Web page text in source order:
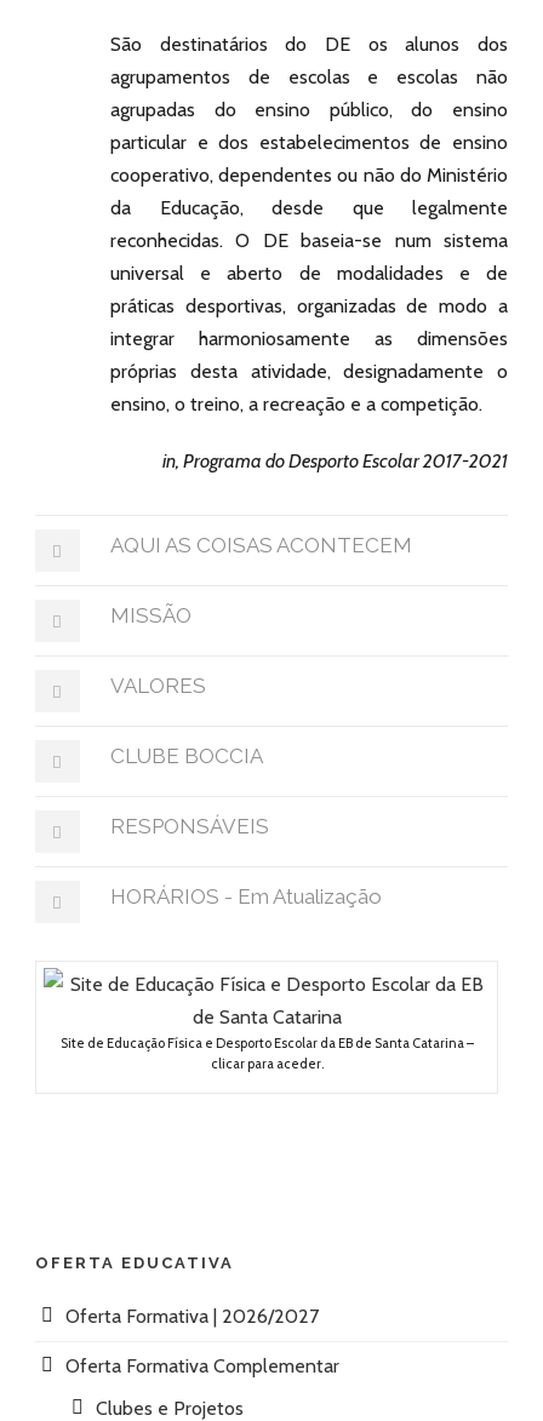
São destinatários do DE os alunos dos
agrupamentos de escolas e escolas não
agrupadas do ensino público, do ensino
particular e dos estabelecimentos de ensino
cooperativo, dependentes ou não do Ministério
da Educação, desde que legalmente
reconhecidas. O DE baseia-se num sistema
universal e aberto de modalidades e de
práticas desportivas, organizadas de modo a
integrar harmoniosamente as dimensões
próprias desta atividade, designadamente o
ensino, o treino, a recreação e a competição.
in, Programa do Desporto Escolar 2017-2021
AQUI AS COISAS ACONTECEM
MISSÃO
VALORES
CLUBE BOCCIA
RESPONSÁVEIS
HORÁRIOS - Em Atualização
Site de Educação Física e Desporto Escolar da EB de Santa Catarina –
clicar para aceder.
OFERTA EDUCATIVA
Oferta Formativa | 2026/2027
Oferta Formativa Complementar
Clubes e Projetos